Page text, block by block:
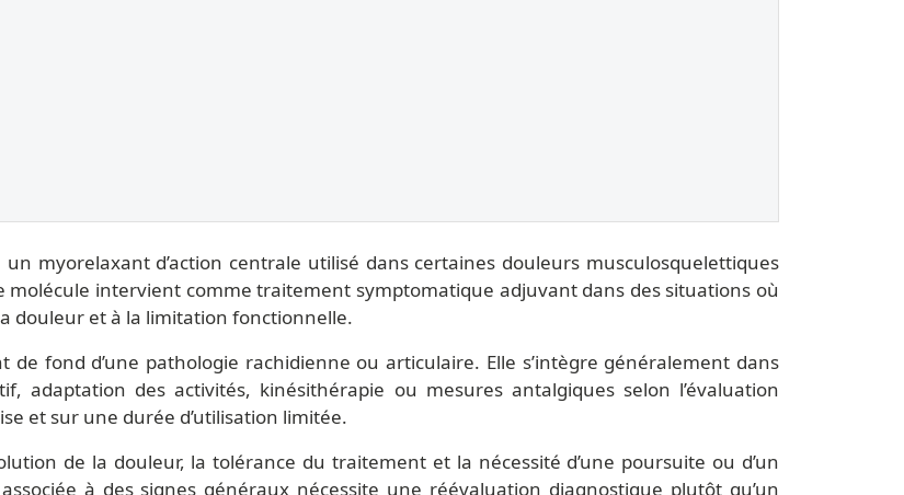
myorelaxant d’action centrale utilisé dans certaines douleurs musculosquelettiques
molécule intervient comme traitement symptomatique adjuvant dans des situations où
douleur et à la limitation fonctionnelle.
fond d’une pathologie rachidienne ou articulaire. Elle s’intègre généralement dans
adaptation des activités, kinésithérapie ou mesures antalgiques selon l’évaluation
et sur une durée d’utilisation limitée.
de la douleur, la tolérance du traitement et la nécessité d’une poursuite ou d’un
à des signes généraux nécessite une réévaluation diagnostique plutôt qu’un